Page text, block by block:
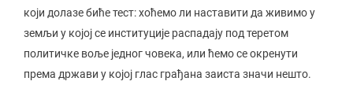
који долазе биће тест: хоћемо ли наставити да живимо у
земљи у којој се институције распадају под теретом
политичке воље једног човека, или ћемо се окренути
према држави у којој глас грађана заиста значи нешто.